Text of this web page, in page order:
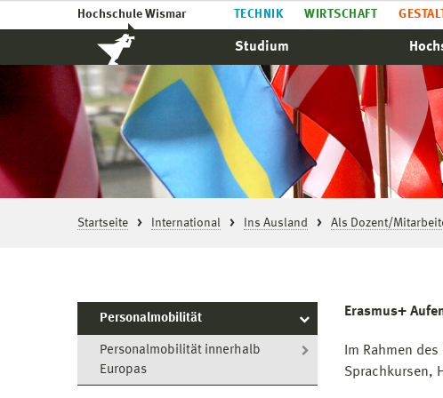
Hochschule Wismar TECHNIK WIRTSCHAFT
Studium
Startseite International Ins Ausland Als Dozent/
Personalmobilität
Personalmobilität innerhalb
Europas
Erasmus+
Im Rahmen
Sprachkursen,